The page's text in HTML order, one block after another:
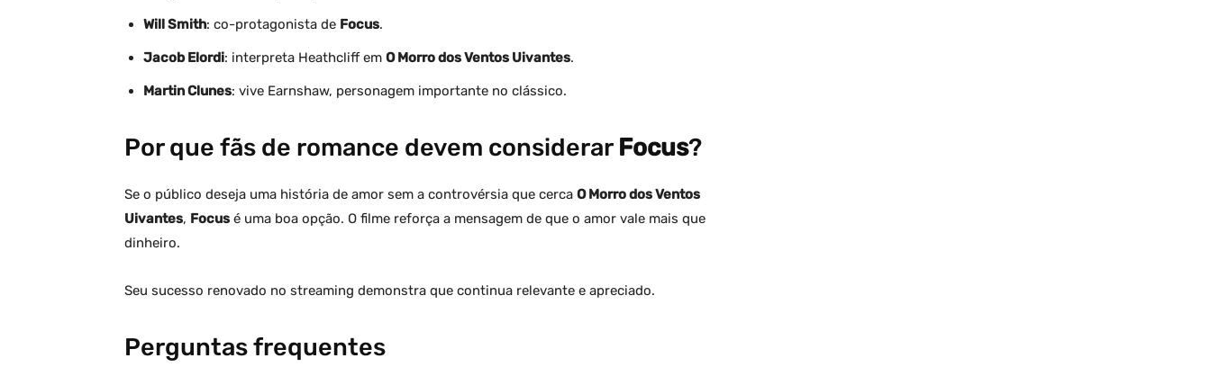
Will Smith: co-protagonista de Focus.
Jacob Elordi: interpreta Heathcliff em O Morro dos Ventos Uivantes.
Martin Clunes: vive Earnshaw, personagem importante no clássico.
Por que fãs de romance devem considerar Focus?
Se o público deseja uma história de amor sem a controvérsia que cerca O Morro dos Ventos
Uivantes, Focus é uma boa opção. O filme reforça a mensagem de que o amor vale mais que
dinheiro.
Seu sucesso renovado no streaming demonstra que continua relevante e apreciado.
Perguntas frequentes